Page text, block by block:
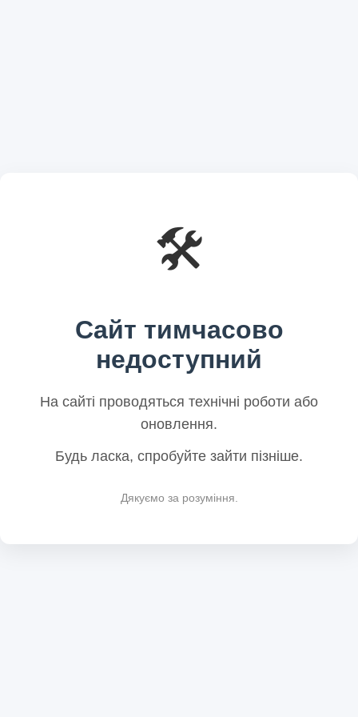
🛠️
Сайт тимчасово
недоступний
На сайті проводяться технічні роботи або
оновлення.
Будь ласка, спробуйте зайти пізніше.
Дякуємо за розуміння.